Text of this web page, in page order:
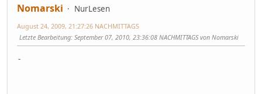
Nomarski NurLesen
August 24, 2009, 21:27:26 NACHMITTAGS
Letzte Bearbeitung: September 07, 2010, 23:36:08 NACHMITTAGS von Nomarski
-